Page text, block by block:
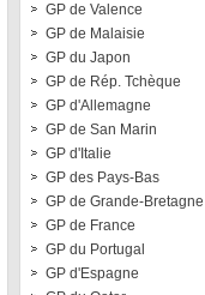
GP de Valence
GP de Malaisie
GP du Japon
GP de Rép. Tchèque
GP d'Allemagne
GP de San Marin
GP d'Italie
GP des Pays-Bas
GP de Grande-Bretagne
GP de France
GP du Portugal
GP d'Espagne